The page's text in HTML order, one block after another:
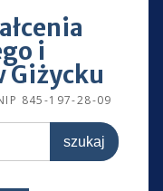
i
Giżycku
845-197-28-09